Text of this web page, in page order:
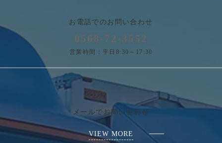
お電話でのお問い合わせ
0568-72-3552
営業時間：平日8:30～17:30
メールでお問い合わせ
VIEW MORE